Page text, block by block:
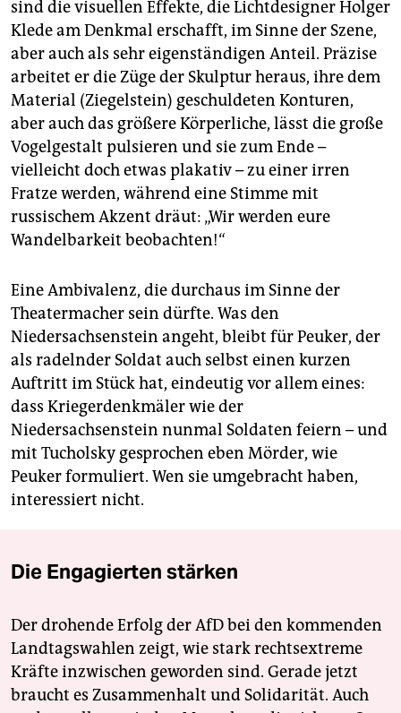
sind die visuellen Effekte, die Lichtdesigner Holger
Klede am Denkmal erschafft, im Sinne der Szene,
aber auch als sehr eigenständigen Anteil. Präzise
arbeitet er die Züge der Skulptur heraus, ihre dem
Material (Ziegelstein) geschuldeten Konturen,
aber auch das größere Körperliche, lässt die große
Vogelgestalt pulsieren und sie zum Ende –
vielleicht doch etwas plakativ – zu einer irren
Fratze werden, während eine Stimme mit
russischem Akzent dräut: „Wir werden eure
Wandelbarkeit beobachten!“
Eine Ambivalenz, die durchaus im Sinne der
Theatermacher sein dürfte. Was den
Niedersachsenstein angeht, bleibt für Peuker, der
als radelnder Soldat auch selbst einen kurzen
Auftritt im Stück hat, eindeutig vor allem eines:
dass Kriegerdenkmäler wie der
Niedersachsenstein nunmal Soldaten feiern – und
mit Tucholsky gesprochen eben Mörder, wie
Peuker formuliert. Wen sie umgebracht haben,
interessiert nicht.
Die Engagierten stärken
Der drohende Erfolg der AfD bei den kommenden
Landtagswahlen zeigt, wie stark rechtsextreme
Kräfte inzwischen geworden sind. Gerade jetzt
braucht es Zusammenhalt und Solidarität. Auch